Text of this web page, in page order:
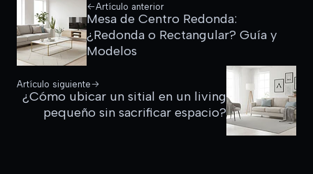
Artículo anterior
Mesa de Centro Redonda:
¿Redonda o Rectangular? Guía y
Modelos
Artículo siguiente
¿Cómo ubicar un sitial en un living
pequeño sin sacrificar espacio?